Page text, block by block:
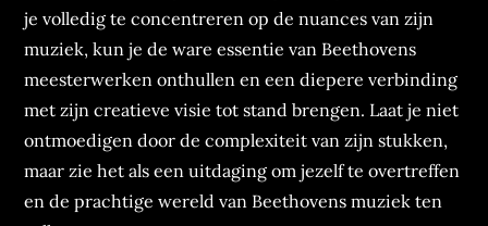
je volledig te concentreren op de nuances van zijn
muziek, kun je de ware essentie van Beethovens
meesterwerken onthullen en een diepere verbinding
met zijn creatieve visie tot stand brengen. Laat je niet
ontmoedigen door de complexiteit van zijn stukken,
maar zie het als een uitdaging om jezelf te overtreffen
en de prachtige wereld van Beethovens muziek ten